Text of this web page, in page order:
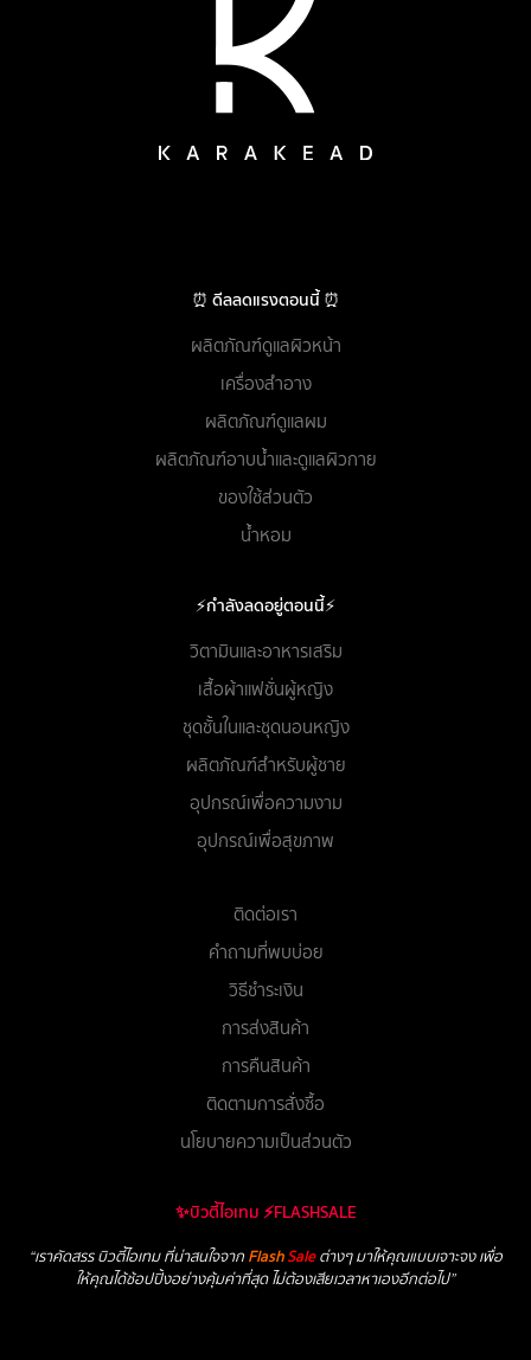
⏰ ดีลลดแรงตอนนี้ ⏰
ผลิตภัณฑ์ดูแลผิวหน้า
เครื่องสำอาง
ผลิตภัณฑ์ดูแลผม
ผลิตภัณฑ์อาบน้ำและดูแลผิวกาย
ของใช้ส่วนตัว
น้ำหอม
⚡กำลังลดอยู่ตอนนี้⚡
วิตามินและอาหารเสริม
เสื้อผ้าแฟชั่นผู้หญิง
ชุดชั้นในและชุดนอนหญิง
ผลิตภัณฑ์สำหรับผู้ชาย
อุปกรณ์เพื่อความงาม
อุปกรณ์เพื่อสุขภาพ
ติดต่อเรา
คำถามที่พบบ่อย
วิธีชำระเงิน
การส่งสินค้า
การคืนสินค้า
ติดตามการสั่งซื้อ
นโยบายความเป็นส่วนตัว
✨บิวตี้ไอเทม ⚡FLASHSALE
“เราคัดสรร บิวตี้ไอเทม ที่น่าสนใจจาก FlashSaleต่างๆ มาให้คุณแบบเจาะจง เพื่อ
ให้คุณได้ช้อปปิ้งอย่างคุ้มค่าที่สุด ไม่ต้องเสียเวลาหาเองอีกต่อไป”